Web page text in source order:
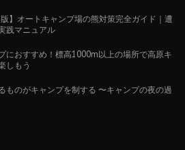
版】オートキャンプ場の熊対策完全ガイド｜遭
践マニュアル
におすすめ！標高1000m以上の場所で高原キ
しもう
ものがキャンプを制する 〜キャンプの夜の過